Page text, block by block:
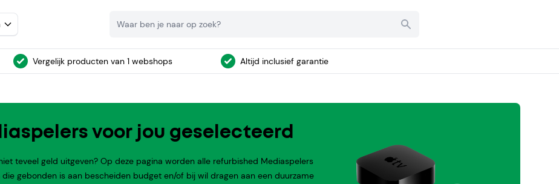
Vergelijk producten van 1 webshops Altijd inclusief garantie
voor jou geselecteerd
teveel geld uitgeven? Op deze pagina worden alle refurbished Mediaspelers
gebonden is aan bescheiden budget en/of bij wil dragen aan een duurzame